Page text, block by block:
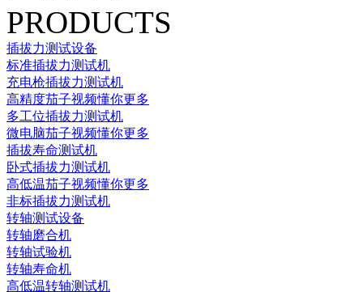
PRODUCTS
插拔力测试设备
标准插拔力测试机
充电枪插拔力测试机
高精度茄子视频懂你更多
多工位插拔力测试机
微电脑茄子视频懂你更多
插拔寿命测试机
卧式插拔力测试机
高低温茄子视频懂你更多
非标插拔力测试机
转轴测试设备
转轴磨合机
转轴试验机
转轴寿命机
高低温转轴测试机